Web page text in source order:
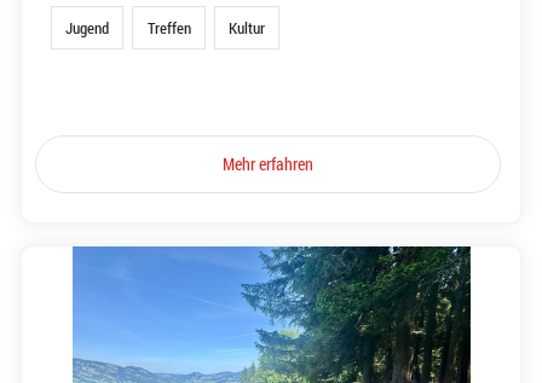
Jugend Treffen Kultur
Mehr erfahren